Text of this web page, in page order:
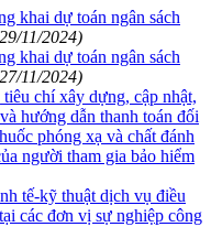
khai dự toán ngân sách
11/2024)
khai dự toán ngân sách
11/2024)
chí xây dựng, cập nhật,
hướng dẫn thanh toán đối
phóng xạ và chất đánh
người tham gia bảo hiểm
tế-kỹ thuật dịch vụ điều
các đơn vị sự nghiệp công